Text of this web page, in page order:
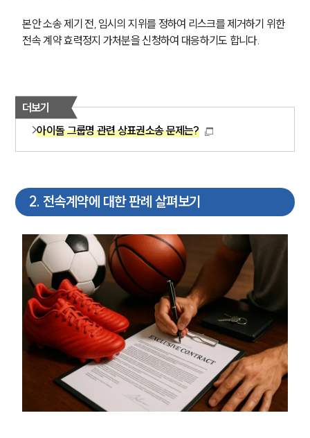
본안 소송 제기 전, 임시의 지위를 정하여 리스크를 제거하기 위한
전속 계약 효력정지 가처분을 신청하여 대응하기도 합니다.
더보기
아이돌 그룹명 관련 상표권소송 문제는?
2. 전속계약에 대한 판례 살펴보기